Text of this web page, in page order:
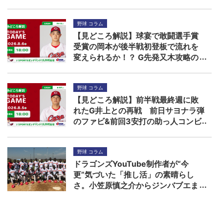
野球 コラム
【見どころ解説】球宴で敢闘選手賞
受賞の岡本が後半戦初登板で流れを
変えられるか！？ G先発又木攻略の
野球 コラム
【見どころ解説】前半戦最終週に敗
れたG井上との再戦 前日サヨナラ弾
のファビ&前回3安打の助っ人コンビ
野球 コラム
ドラゴンズYouTube制作者が“今
更”気づいた「推し活」の素晴らし
さ。小笠原慎之介からジンバブエま